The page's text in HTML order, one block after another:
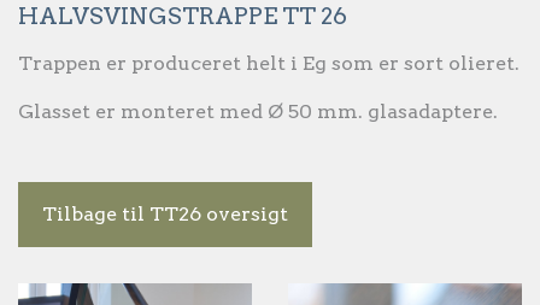
HALVSVINGSTRAPPE TT 26
Trappen er produceret helt i Eg som er sort olieret.
Glasset er monteret med Ø 50 mm. glasadaptere.
Tilbage til TT26 oversigt